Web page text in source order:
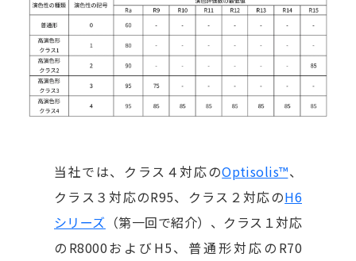
当社では、クラス４対応のOptisolis™、
クラス３対応のR95、クラス２対応のH6
シリーズ （第一回で紹介）、クラス１対応
のR8000およびH5、普通形対応のR70